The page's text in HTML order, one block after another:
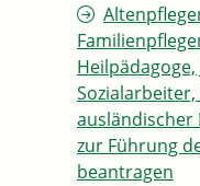
ausländischer
zur Führung
beantragen